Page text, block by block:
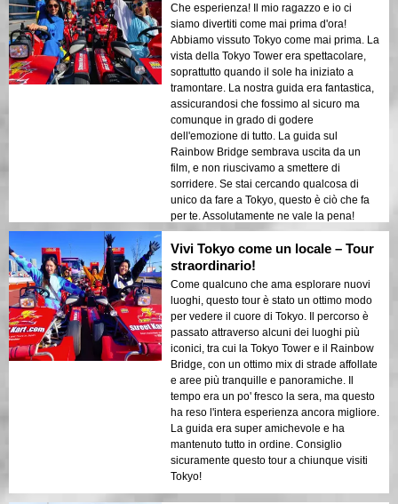
Che esperienza! Il mio ragazzo e io ci
siamo divertiti come mai prima d'ora!
Abbiamo vissuto Tokyo come mai prima. La
vista della Tokyo Tower era spettacolare,
soprattutto quando il sole ha iniziato a
tramontare. La nostra guida era fantastica,
assicurandosi che fossimo al sicuro ma
comunque in grado di godere
dell'emozione di tutto. La guida sul
Rainbow Bridge sembrava uscita da un
film, e non riuscivamo a smettere di
sorridere. Se stai cercando qualcosa di
unico da fare a Tokyo, questo è ciò che fa
per te. Assolutamente ne vale la pena!
Vivi Tokyo come un locale – Tour
straordinario!
Come qualcuno che ama esplorare nuovi
luoghi, questo tour è stato un ottimo modo
per vedere il cuore di Tokyo. Il percorso è
passato attraverso alcuni dei luoghi più
iconici, tra cui la Tokyo Tower e il Rainbow
Bridge, con un ottimo mix di strade affollate
e aree più tranquille e panoramiche. Il
tempo era un po' fresco la sera, ma questo
ha reso l'intera esperienza ancora migliore.
La guida era super amichevole e ha
mantenuto tutto in ordine. Consiglio
sicuramente questo tour a chiunque visiti
Tokyo!